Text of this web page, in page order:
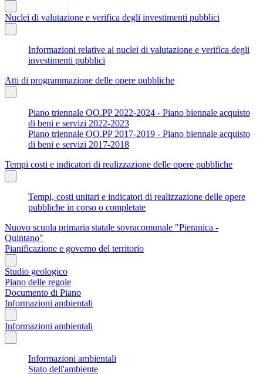
Nuclei di valutazione e verifica degli investimenti pubblici
Informazioni relative ai nuclei di valutazione e verifica degli
investimenti pubblici
Atti di programmazione delle opere pubbliche
Piano triennale OO.PP 2022-2024 - Piano biennale acquisto
di beni e servizi 2022-2023
Piano triennale OO.PP 2017-2019 - Piano biennale acquisto
di beni e servizi 2017-2018
Tempi costi e indicatori di realizzazione delle opere pubbliche
Tempi, costi unitari e indicatori di realizzazione delle opere
pubbliche in corso o completate
Nuovo scuola primaria statale sovracomunale "Pieranica -
Quintano"
Pianificazione e governo del territorio
Studio geologico
Piano delle regole
Documento di Piano
Informazioni ambientali
Informazioni ambientali
Informazioni ambientali
Stato dell'ambiente